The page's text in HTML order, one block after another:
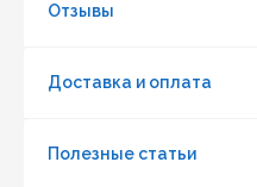
Отзывы
Доставка и оплата
Полезные статьи